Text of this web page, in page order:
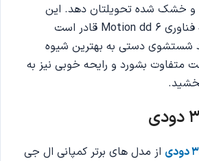
خشک شده تحویلتان دهد. این
لباسشویی به وسیله فناوری Motion dd 6 قادر است
شستشوی دستی به بهترین شیوه
بشورد و رایحه خوبی نیز به
از مدل های برتر کمپانی ال جی